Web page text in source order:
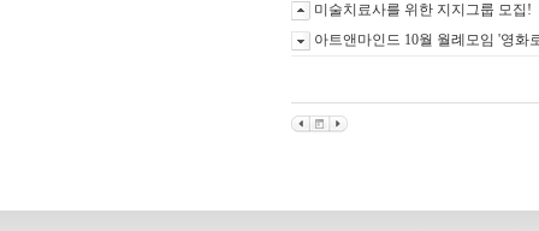
미술치료사를 위한 지지그룹 모집!
아트앤마인드 10월 월례모임 '영화